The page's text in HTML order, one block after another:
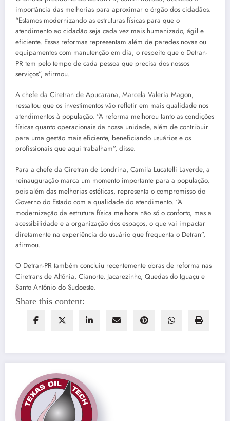
importância das melhorias para aproximar o órgão dos cidadãos.
“Estamos modernizando as estruturas físicas para que o
atendimento ao cidadão seja cada vez mais humanizado, ágil e
eficiente. Essas reformas representam além de paredes novas ou
equipamentos com manutenção em dia, o respeito que o Detran-
PR tem pelo tempo de cada pessoa que precisa dos nossos
serviços”, afirmou.
A chefe da Ciretran de Apucarana, Marcela Valeria Magon,
ressaltou que os investimentos vão refletir em mais qualidade nos
atendimentos à população. “A reforma melhorou tanto as condições
físicas quanto operacionais da nossa unidade, além de contribuir
para uma gestão mais eficiente, beneficiando usuários e os
profissionais que aqui trabalham”, disse.
Para a chefe da Ciretran de Londrina, Camila Lucatelli Laverde, a
reinauguração marca um momento importante para a população,
pois além das melhorias estéticas, representa o compromisso do
Governo do Estado com a qualidade do atendimento. “A
modernização da estrutura física melhora não só o conforto, mas a
acessibilidade e a organização dos espaços, o que vai impactar
diretamente na experiência do usuário que frequenta o Detran”,
afirmou.
O Detran-PR também concluiu recentemente obras de reforma nas
Ciretrans de Altônia, Cianorte, Jacarezinho, Quedas do Iguaçu e
Santo Antônio do Sudoeste.
Share this content: